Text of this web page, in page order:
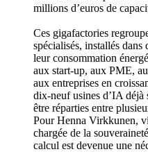
millions d’euros de
Ces gigafactories
spécialisés, installés
leur consommation
aux start-up, aux PME,
aux entreprises en
dix-neuf usines d’IA déjà
être réparties entre
Pour Henna Virkkunen,
chargée de la
calcul est devenue une